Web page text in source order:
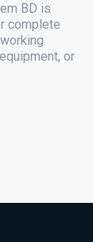
BD is
complete
or